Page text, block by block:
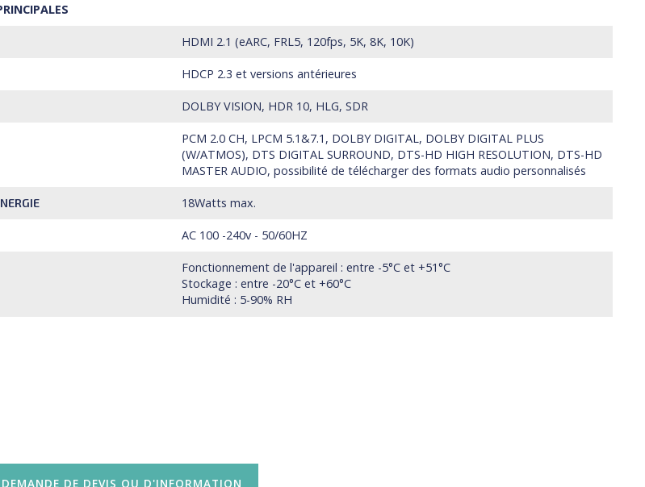
HDMI 2.1 (eARC, FRL5, 120fps, 5K, 8K, 10K)
HDCP 2.3 et versions antérieures
DOLBY VISION, HDR 10, HLG, SDR
PCM 2.0 CH, LPCM 5.1&7.1, DOLBY DIGITAL, DOLBY DIGITAL PLUS
(W/ATMOS), DTS DIGITAL SURROUND, DTS-HD HIGH RESOLUTION, DTS-HD
MASTER AUDIO, possibilité de télécharger des formats audio personnalisés
18Watts max.
AC 100 -240v - 50/60HZ
Fonctionnement de l'appareil : entre -5°C et +51°C
Stockage : entre -20°C et +60°C
Humidité : 5-90% RH
DEMANDE DE DEVIS OU D'INFORMATION